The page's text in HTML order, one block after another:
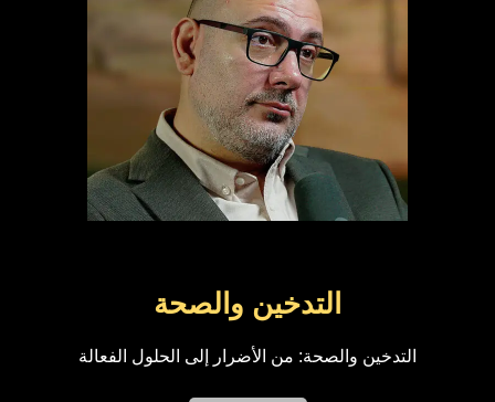
التدخين والصحة
التدخين والصحة: من الأضرار إلى الحلول الفعالة